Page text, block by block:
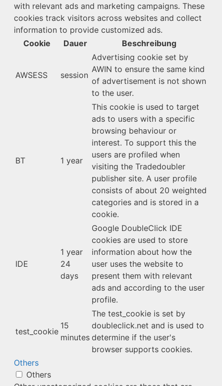
with relevant ads and marketing campaigns. These
cookies track visitors across websites and collect
information to provide customized ads.
Cookie
Dauer Beschreibung
AWSESS session
Advertising cookie set by
AWIN to ensure the same kind
of advertisement is not shown
to the user.
BT 1 year
This cookie is used to target
ads to users with a specific
browsing behaviour or
interest. To support this the
users are profiled when
visiting the Tradedoubler
publisher site. A user profile
consists of about 20 weighted
categories and is stored in a
cookie.
IDE
1 year
24
days
Google DoubleClick IDE
cookies are used to store
information about how the
user uses the website to
present them with relevant
ads and according to the user
profile.
test_cookie
15
minutes
The test_cookie is set by
doubleclick.net and is used to
determine if the user's
browser supports cookies.
Others
Others